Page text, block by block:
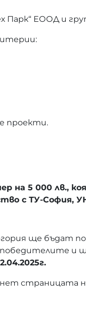
Парк“ ЕООД и
проекти.
на 5 000 лв.,
с ТУ-София,
ще бъдат
и
страницата на